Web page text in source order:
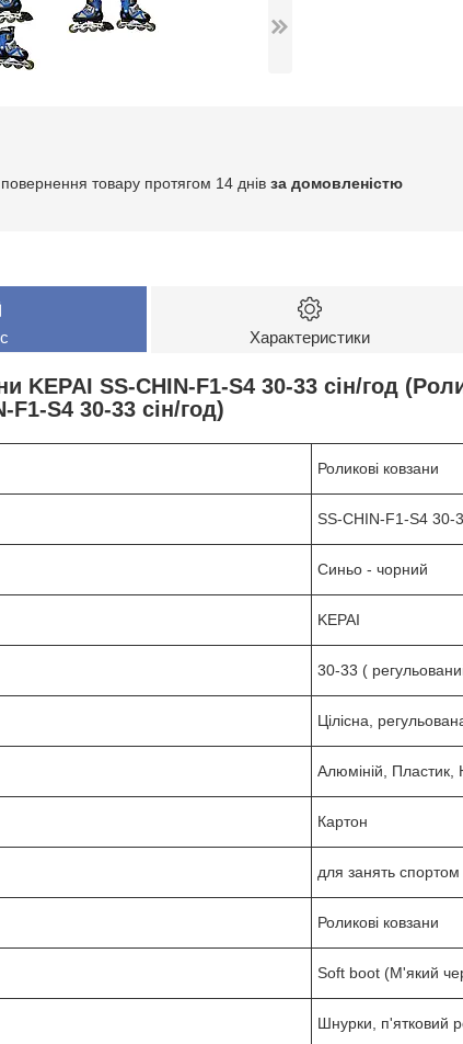
повернення товару протягом 14 днів за домовленістю
Характеристики
KEPAI SS-CHIN-F1-S4 30-33 сін/год
F1-S4 30-33 сін/год)
Роликові ковзани
SS-CHIN-F1-S4 30-
Синьо - чорний
KEPAI
30-33 (
Цілісна,
Алюміній, Пластик,
Картон
для занять спортом
Роликові ковзани
Soft boot (М'який
Шнурки, п'ятковий